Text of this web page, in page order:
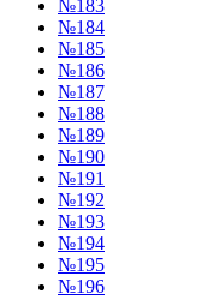
№183
№184
№185
№186
№187
№188
№189
№190
№191
№192
№193
№194
№195
№196